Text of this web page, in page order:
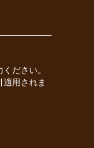
ださい。
用されま